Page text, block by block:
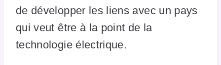
de développer les liens avec un pays
qui veut être à la point de la
technologie électrique.